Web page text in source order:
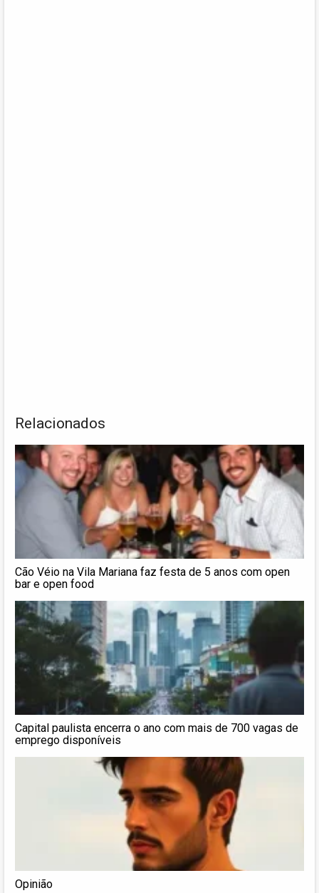
Relacionados
Cão Véio na Vila Mariana faz festa de 5 anos com open
bar e open food
Capital paulista encerra o ano com mais de 700 vagas de
emprego disponíveis
Opinião